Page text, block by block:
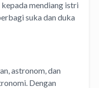
mendiang istri
suka dan duka
astronom, dan
Dengan